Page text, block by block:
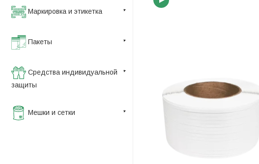
Маркировка и этикетка
Пакеты
Средства индивидуальной
защиты
Мешки и сетки